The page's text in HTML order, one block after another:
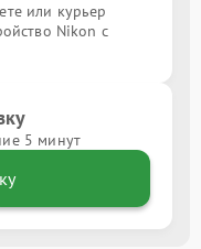
или курьер
Nikon с
5 минут